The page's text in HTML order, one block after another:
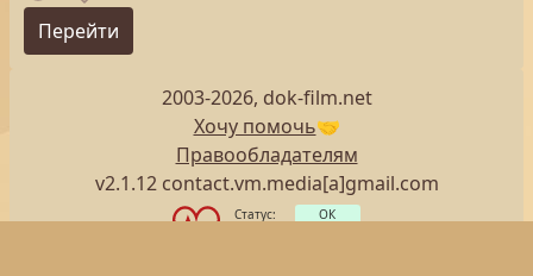
Перейти
2003-2026, dok-film.net
Хочу помочь🤝
Правообладателям
v2.1.12 contact.vm.media[a]gmail.com